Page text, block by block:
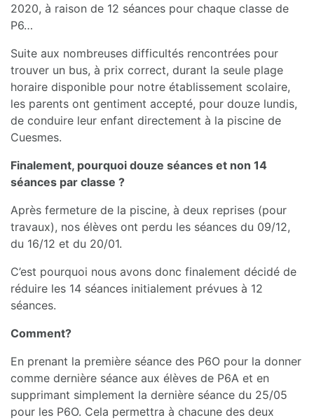
2020, à raison de 12 séances pour chaque classe de
P6…
Suite aux nombreuses difficultés rencontrées pour
trouver un bus, à prix correct, durant la seule plage
horaire disponible pour notre établissement scolaire,
les parents ont gentiment accepté, pour douze lundis,
de conduire leur enfant directement à la piscine de
Cuesmes.
Finalement, pourquoi douze séances et non 14
séances par classe ?
Après fermeture de la piscine, à deux reprises (pour
travaux), nos élèves ont perdu les séances du 09/12,
du 16/12 et du 20/01.
C’est pourquoi nous avons donc finalement décidé de
réduire les 14 séances initialement prévues à 12
séances.
Comment?
En prenant la première séance des P6O pour la donner
comme dernière séance aux élèves de P6A et en
supprimant simplement la dernière séance du 25/05
pour les P6O. Cela permettra à chacune des deux